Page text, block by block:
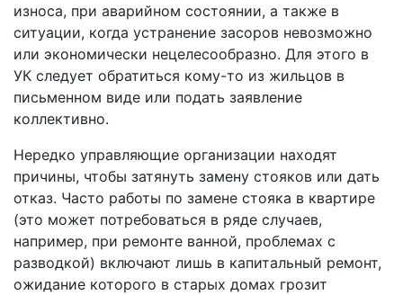
износа, при аварийном состоянии, а также в
ситуации, когда устранение засоров невозможно
или экономически нецелесообразно. Для этого в
УК следует обратиться кому-то из жильцов в
письменном виде или подать заявление
коллективно.
Нередко управляющие организации находят
причины, чтобы затянуть замену стояков или дать
отказ. Часто работы по замене стояка в квартире
(это может потребоваться в ряде случаев,
например, при ремонте ванной, проблемах с
разводкой) включают лишь в капитальный ремонт,
ожидание которого в старых домах грозит